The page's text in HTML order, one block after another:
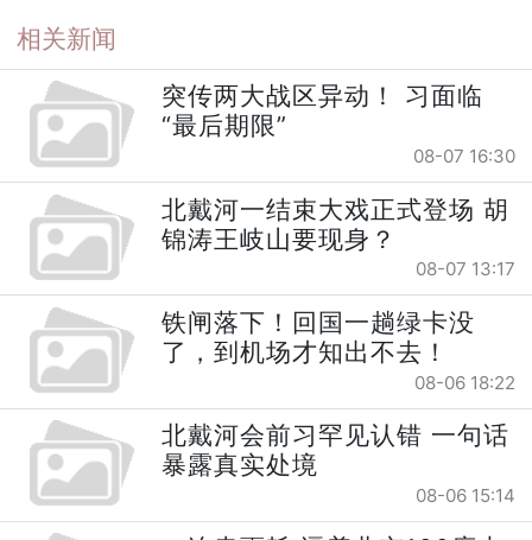
相关新闻
突传两大战区异动！ 习面临
“最后期限”
08-07 16:30
北戴河一结束大戏正式登场 胡
锦涛王岐山要现身？
08-07 13:17
铁闸落下！回国一趟绿卡没
了，到机场才知出不去！
08-06 18:22
北戴河会前习罕见认错 一句话
暴露真实处境
08-06 15:14